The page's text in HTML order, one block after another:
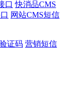
口 快消品CMS
网站CMS短信
证码 营销短信